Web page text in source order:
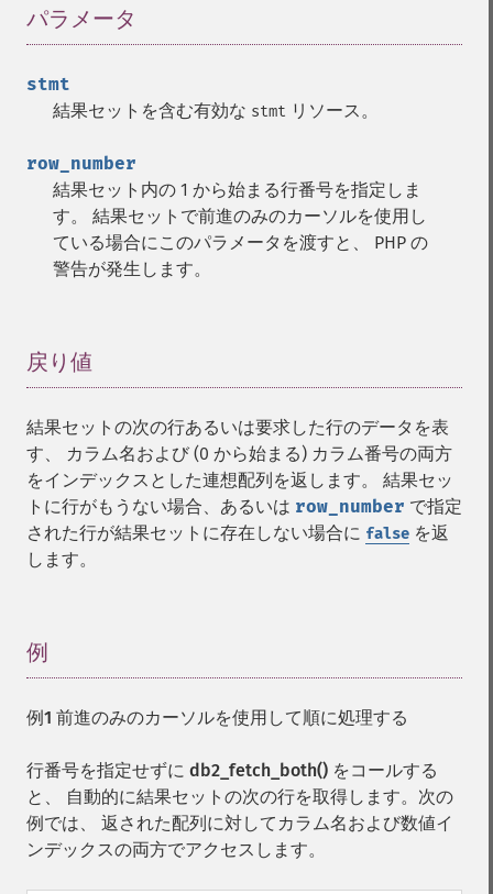
パラメータ
stmt
結果セットを含む有効な stmt リソース。
row_number
結果セット内の 1 から始まる行番号を指定しま
す。 結果セットで前進のみのカーソルを使用し
ている場合にこのパラメータを渡すと、 PHP の
警告が発生します。
戻り値
結果セットの次の行あるいは要求した行のデータを表
す、 カラム名および (0 から始まる) カラム番号の両方
をインデックスとした連想配列を返します。 結果セッ
トに行がもうない場合、あるいは row_number で指定
された行が結果セットに存在しない場合に false を返
します。
例
例1 前進のみのカーソルを使用して順に処理する
行番号を指定せずに db2_fetch_both() をコールする
と、 自動的に結果セットの次の行を取得します。次の
例では、 返された配列に対してカラム名および数値イ
ンデックスの両方でアクセスします。